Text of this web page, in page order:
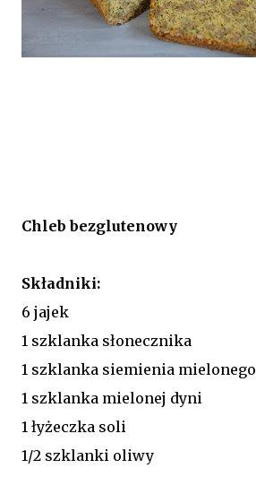
Chleb bezglutenowy
Składniki:
6 jajek
1 szklanka słonecznika
1 szklanka siemienia mielonego
1 szklanka mielonej dyni
1 łyżeczka soli
1/2 szklanki oliwy